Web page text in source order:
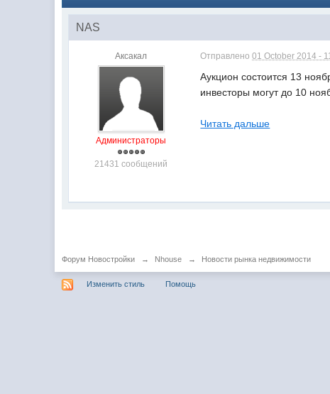
NAS
Аксакал
Администраторы
21431 сообщений
Отправлено01 October 2014 -
Аукцион состоится 13
инвесторы могут до 10
Читать дальше
Форум Новостройки → Nhouse → Новости рынка недвижимости
Изменить стиль Помощь